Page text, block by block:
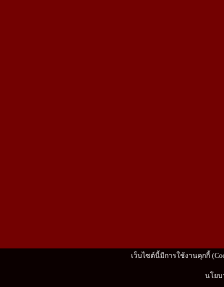
เว็บไซต์นี้มีการใช้งานคุกกี้
นโยบ